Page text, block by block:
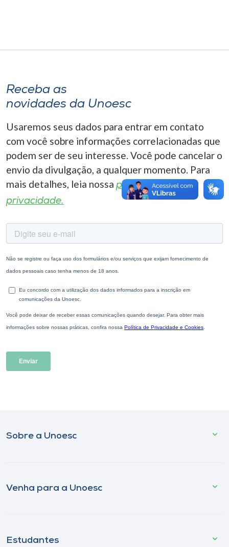
Selecione
o idioma
Receba as
novidades da Unoesc
Usaremos seus dados para entrar em contato
com você sobre informações correlacionadas que
podem ser de seu interesse. Você pode cancelar o
envio da divulgação, a qualquer momento. Para
mais detalhes, leia nossa política de
privacidade.
Sobre a Unoesc
Venha para a Unoesc
Estudantes